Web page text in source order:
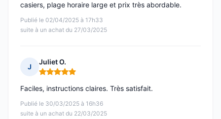
Publié le 02/04/2025 à 17h33
suite à un achat du 27/03/2025
casiers, plage horaire large et prix très abordable.
J
Juliet O.
Note : 5 sur 5
Publié le 30/03/2025 à 16h36
suite à un achat du 22/03/2025
Faciles, instructions claires. Très satisfait.